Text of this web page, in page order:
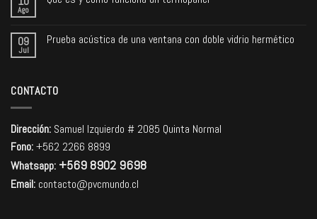
Ago
09
Jul
Prueba acústica de una ventana con doble vidrio hermético
CONTACTO
Dirección: Samuel Izquierdo # 2085 Quinta Normal
Fono:+562 2266 8899
Whatsapp: +569 8902 9698
Email: contacto@pvcmundo.cl